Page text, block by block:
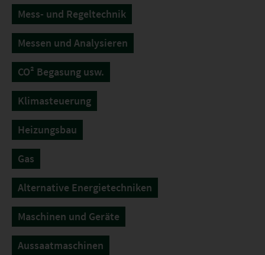
Mess- und Regeltechnik
Messen und Analysieren
CO² Begasung usw.
Klimasteuerung
Heizungsbau
Gas
Alternative Energietechniken
Maschinen und Geräte
Aussaatmaschinen